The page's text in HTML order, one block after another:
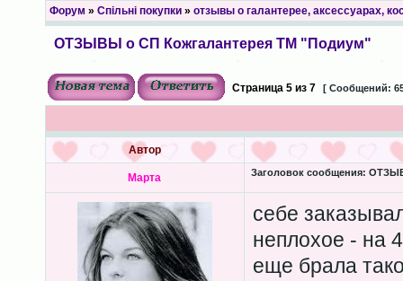
Форум » Спільні покупки» отзывы о галантерее, аксессуарах,
ОТЗЫВЫ о СП Кожгалантерея ТМ "Подиум"
Страница 5из 7 [ Сообщений:
Автор
Марта Заголовок сообщения:
себе
неплохое - на
еще брала